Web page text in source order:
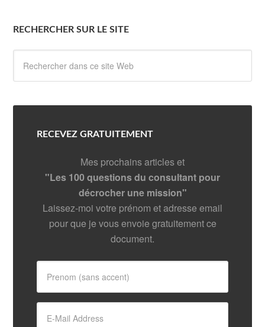
RECHERCHER SUR LE SITE
RECEVEZ GRATUITEMENT
Mes prochains articles et
"Les 100 questions du consultant pour
décrocher une mission"
Laissez-moi votre prénom et adresse email
pour que je vous envoie gratuitement ce
document.